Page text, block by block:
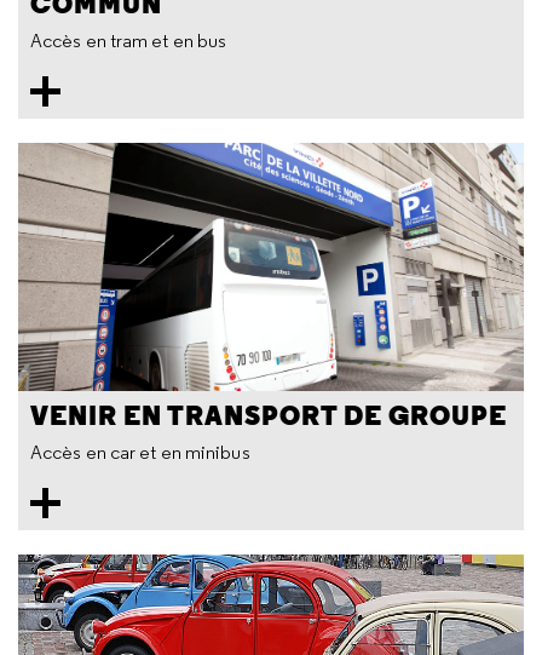
Accès en tram et en bus
VENIR EN TRANSPORT DE GROUPE
Accès en car et en minibus